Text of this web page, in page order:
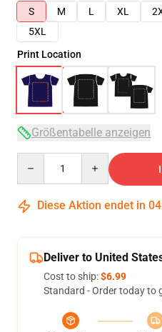
S
M L XL
5XL
Print Location
Größentabelle anzeigen
Diese Aktion endet in 04
Deliver to United
Cost to ship:$6.99
Standard - Order today to